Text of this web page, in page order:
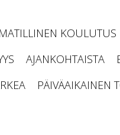
KOULUTUS
AJANKOHTAISTA
PÄIVÄAIKAINEN